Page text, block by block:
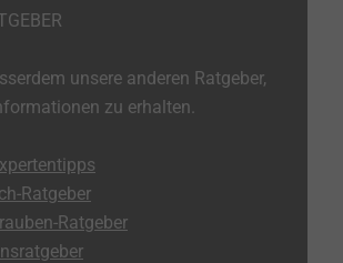
unsere anderen Ratgeber,
zu erhalten.
Ratgeber
Ratgeber